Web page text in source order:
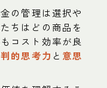
金の管理は選択や
ちはどの商品を
コスト効率が良
的思考力 と 意思